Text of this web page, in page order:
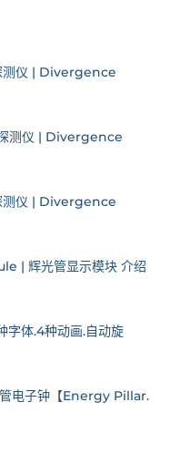
测仪 | Divergence
测仪 | Divergence
测仪 | Divergence
| 辉光管显示模块 介绍
字体.4种动画.自动旋
电子钟【Energy Pillar.